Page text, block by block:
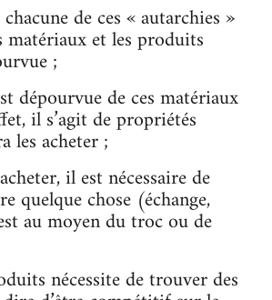
de ces « autarchies »
matériaux et les produits
;
dépourvue de ces matériaux
il s’agit de propriétés
les acheter ;
il est nécessaire de
quelque chose (échange,
au moyen du troc ou de
nécessite de trouver des